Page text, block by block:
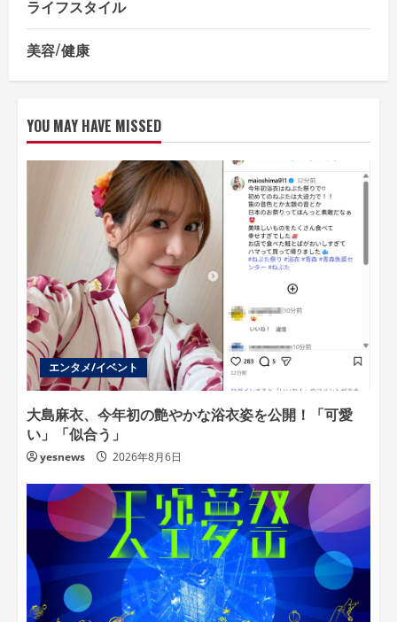
ライフスタイル
美容/健康
YOU MAY HAVE MISSED
エンタメ/イベント
大島麻衣、今年初の艶やかな浴衣姿を公開！「可愛
い」「似合う」
yesnews 2026年8月6日